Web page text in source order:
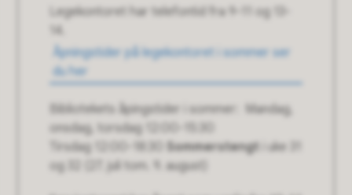
Legekontoret har telefontid fra 9-11 og 13-
14.
Åpningstider på legekontoret i sommer ser
du her
Bibliotekets åpingstider i sommer: Mandag,
onsdag, torsdag 12:00-15:30
Tirsdag 12:00-18:30
Sommerstengt
i uke 31
og 32 (27. juli tom. 9. august)